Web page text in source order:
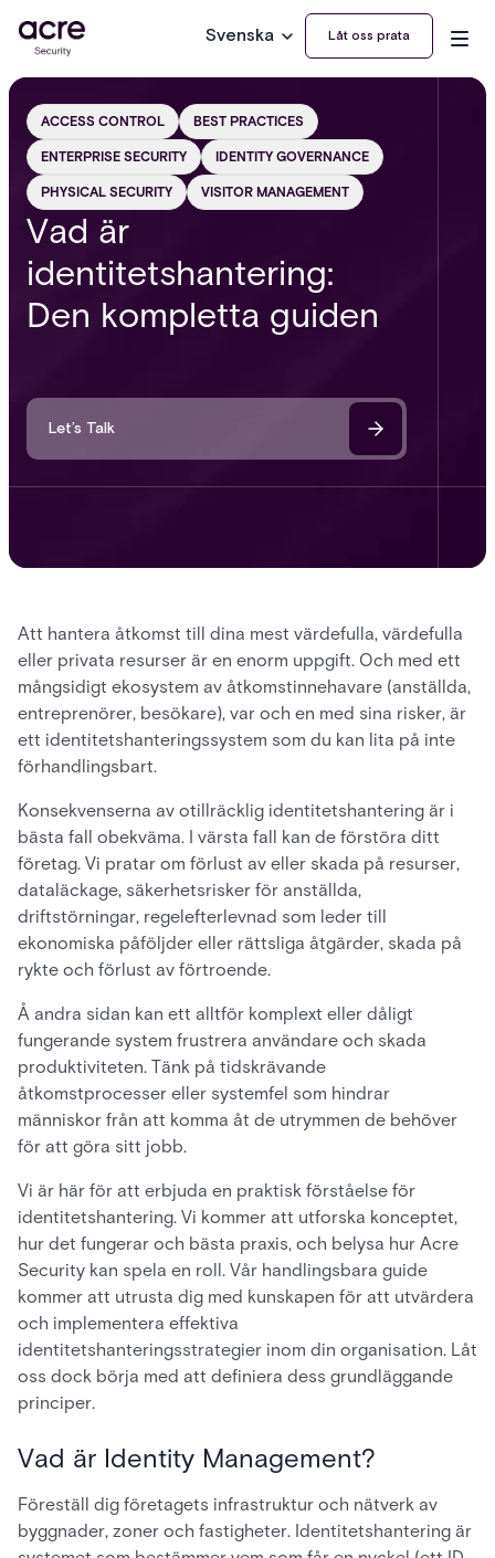
Svenska Låt oss prata
ACCESS CONTROL BEST PRACTICES
ENTERPRISE SECURITY IDENTITY GOVERNANCE
PHYSICAL SECURITY VISITOR MANAGEMENT
Vad är
identitetshantering:
Den kompletta guiden
Let’s Talk
Att hantera åtkomst till dina mest värdefulla, värdefulla
eller privata resurser är en enorm uppgift. Och med ett
mångsidigt ekosystem av åtkomstinnehavare (anställda,
entreprenörer, besökare), var och en med sina risker, är
ett identitetshanteringssystem som du kan lita på inte
förhandlingsbart.
Konsekvenserna av otillräcklig identitetshantering är i
bästa fall obekväma. I värsta fall kan de förstöra ditt
företag. Vi pratar om förlust av eller skada på resurser,
dataläckage, säkerhetsrisker för anställda,
driftstörningar, regelefterlevnad som leder till
ekonomiska påföljder eller rättsliga åtgärder, skada på
rykte och förlust av förtroende.
Å andra sidan kan ett alltför komplext eller dåligt
fungerande system frustrera användare och skada
produktiviteten. Tänk på tidskrävande
åtkomstprocesser eller systemfel som hindrar
människor från att komma åt de utrymmen de behöver
för att göra sitt jobb.
Vi är här för att erbjuda en praktisk förståelse för
identitetshantering. Vi kommer att utforska konceptet,
hur det fungerar och bästa praxis, och belysa hur Acre
Security kan spela en roll. Vår handlingsbara guide
kommer att utrusta dig med kunskapen för att utvärdera
och implementera effektiva
identitetshanteringsstrategier inom din organisation. Låt
oss dock börja med att definiera dess grundläggande
principer.
Vad är Identity Management?
Föreställ dig företagets infrastruktur och nätverk av
byggnader, zoner och fastigheter. Identitetshantering är